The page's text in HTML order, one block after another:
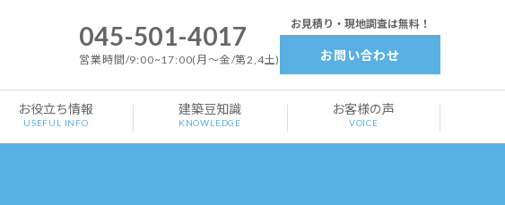
お見積り・現地調査は無料！
お問い合わせ
045-501-4017
営業時間/9:00~17:00(月～金/第2,4土)
お役立ち情報
USEFUL INFO
建築豆知識
KNOWLEDGE
お客様の声
VOICE